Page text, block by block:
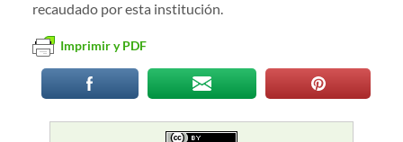
recaudado por esta institución.
Imprimir y PDF